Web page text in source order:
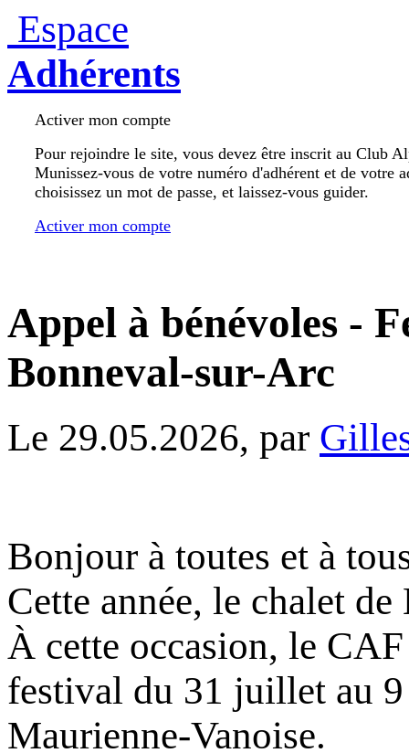
Espace
Adhérents
Activer mon compte
Pour rejoindre le site, vous devez être inscrit au Club
Munissez-vous de votre numéro d'adhérent et de votre
choisissez un mot de passe, et laissez-vous guider.
Activer mon compte
Appel à bénévoles -
Bonneval-sur-Arc
Le 29.05.2026, par
Bonjour à toutes et à
Cette année, le chalet
À cette occasion, le
festival du 31 juillet au
Maurienne-Vanoise.